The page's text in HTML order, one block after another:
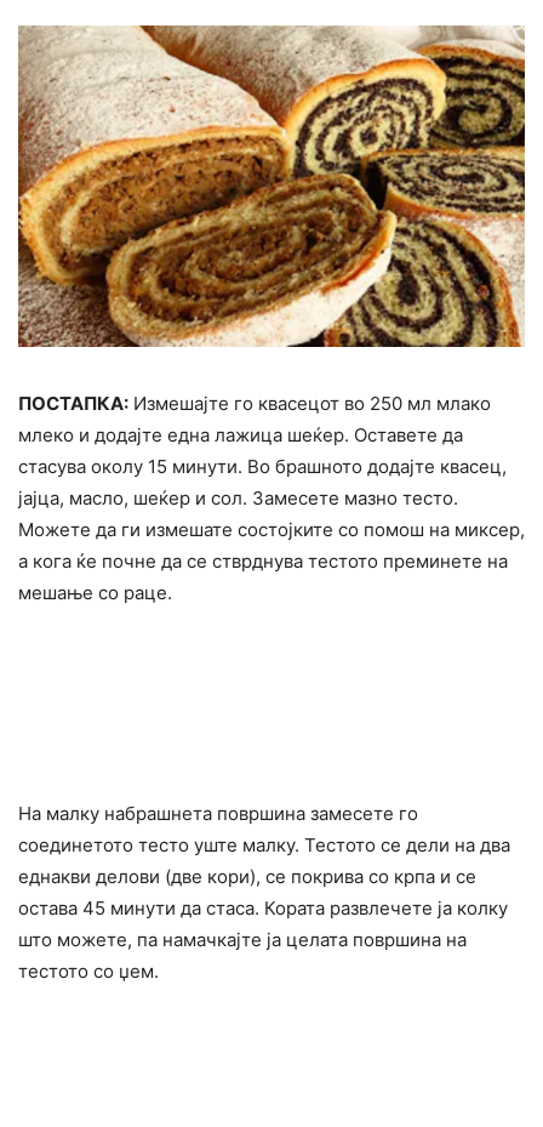
ПОСТАПКА: Измешајте го квасецот во 250 мл млако
млеко и додајте една лажица шеќер. Оставете да
стасува околу 15 минути. Во брашното додајте квасец,
јајца, масло, шеќер и сол. Замесете мазно тесто.
Можете да ги измешате состојките со помош на миксер,
а кога ќе почне да се стврднува тестото преминете на
мешање со раце.
На малку набрашнета површина замесете го
соединетото тесто уште малку. Тестото се дели на два
еднакви делови (две кори), се покрива со крпа и се
остава 45 минути да стаса. Кората развлечете ја колку
што можете, па намачкајте ја целата површина на
тестото со џем.